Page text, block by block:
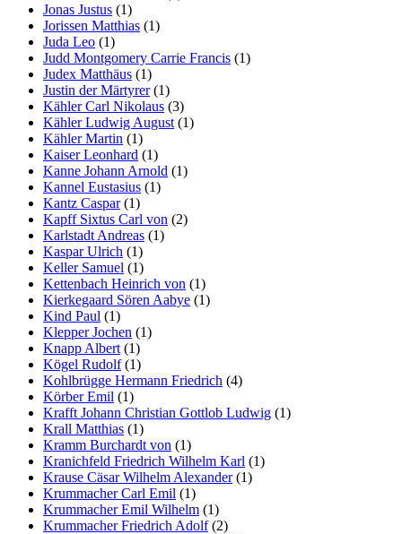
Jonas Justus (1)
Jorissen Matthias (1)
Juda Leo (1)
Judd Montgomery Carrie Francis (1)
Judex Matthäus (1)
Justin der Märtyrer(1)
Kähler Carl Nikolaus (3)
Kähler Ludwig August (1)
Kähler Martin (1)
Kaiser Leonhard (1)
Kanne Johann Arnold (1)
Kannel Eustasius (1)
Kantz Caspar(1)
Kapff Sixtus Carl von (2)
Karlstadt Andreas (1)
Kaspar Ulrich (1)
Keller Samuel (1)
Kettenbach Heinrich von (1)
Kierkegaard Sören Aabye (1)
Kind Paul (1)
Klepper Jochen (1)
Knapp Albert (1)
Kögel Rudolf(1)
Kohlbrügge Hermann Friedrich (4)
Körber Emil (1)
Krafft Johann Christian Gottlob Ludwig (1)
Krall Matthias (1)
Kramm Burchardt von (1)
Kranichfeld Friedrich Wilhelm Karl (1)
Krause Cäsar Wilhelm Alexander(1)
Krummacher Carl Emil (1)
Krummacher Emil Wilhelm (1)
Krummacher Friedrich Adolf(2)